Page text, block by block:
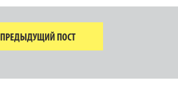
ПРЕДЫДУЩИЙ ПОСТ